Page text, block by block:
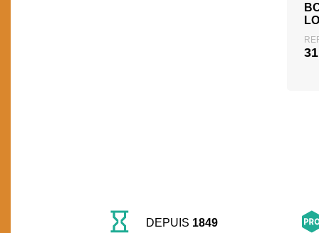
DEPUIS 1849